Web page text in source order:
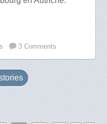
3 Comments